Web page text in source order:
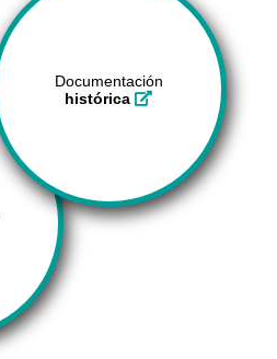
Documentación
histórica